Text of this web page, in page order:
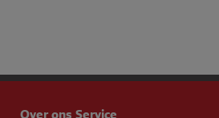
Over ons Service